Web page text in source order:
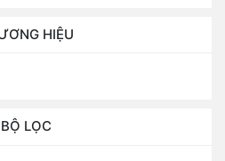
HIỆU
BỘ LỌC